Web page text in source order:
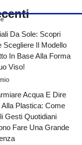
Da Sole: Scopri
Scegliere Il Modello
In Base Alla Forma
Viso!
Acqua E Dire
Alla Plastica: Come
Gesti Quotidiani
Fare Una Grande